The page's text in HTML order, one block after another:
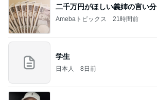
二千万円がほしい義姉の言い分
Amebaトピックス 21時間前
学生
日本人 8日前